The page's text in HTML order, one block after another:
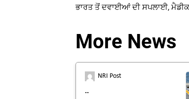
ਭਾਰਤ ਤੋਂ ਦਵਾਈਆਂ ਦੀ ਸਪਲਾਈ,
More News
NRI Post
..